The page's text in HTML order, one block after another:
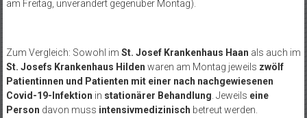
am Freitag, unverändert gegenüber Montag).
Zum Vergleich: Sowohl im St. Josef Krankenhaus Haan als auch im
St. Josefs Krankenhaus Hilden waren am Montag jeweils zwölf
Patientinnen und Patienten mit einer nach nachgewiesenen
Covid-19-Infektion in stationärer Behandlung. Jeweils eine
Person davon muss intensivmedizinisch betreut werden.